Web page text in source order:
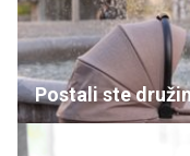
Postali ste